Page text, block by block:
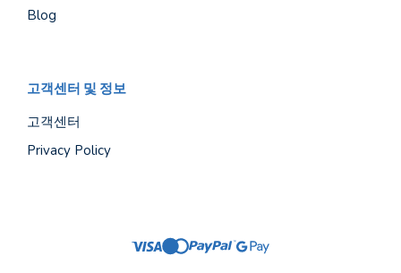
Blog
고객센터 및 정보
고객센터
Privacy Policy